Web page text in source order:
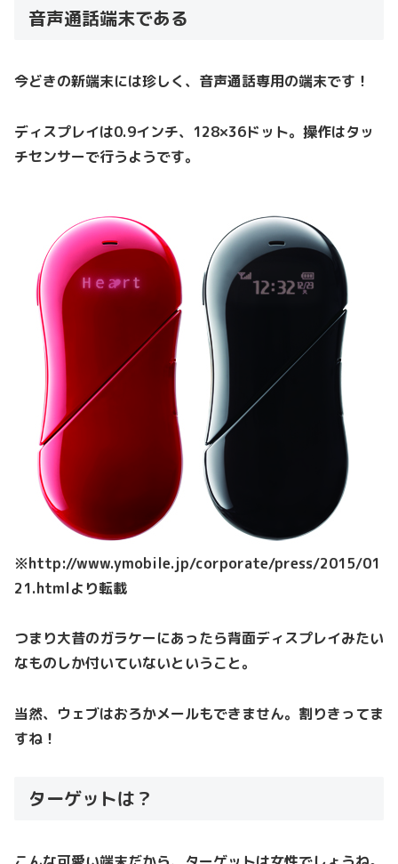
音声通話端末である
今どきの新端末には珍しく、音声通話専用の端末です！
ディスプレイは0.9インチ、128×36ドット。操作はタッ
チセンサーで行うようです。
※http://www.ymobile.jp/corporate/press/2015/01
21.htmlより転載
つまり大昔のガラケーにあったら背面ディスプレイみたい
なものしか付いていないということ。
当然、ウェブはおろかメールもできません。割りきってま
すね！
ターゲットは？